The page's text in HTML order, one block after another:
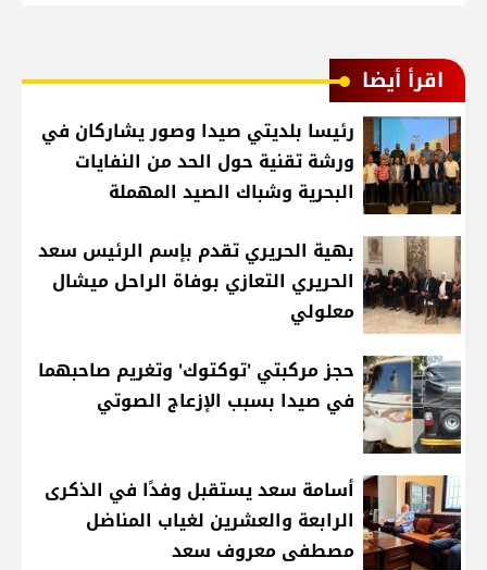
اقرأ أيضا
رئيسا بلديتي صيدا وصور يشاركان في
ورشة تقنية حول الحد من النفايات
البحرية وشباك الصيد المهملة
بهية الحريري تقدم بإسم الرئيس سعد
الحريري التعازي بوفاة الراحل ميشال
معلولي
حجز مركبتي 'توكتوك' وتغريم صاحبهما
في صيدا بسبب الإزعاج الصوتي
أسامة سعد يستقبل وفدًا في الذكرى
الرابعة والعشرين لغياب المناضل
مصطفى معروف سعد